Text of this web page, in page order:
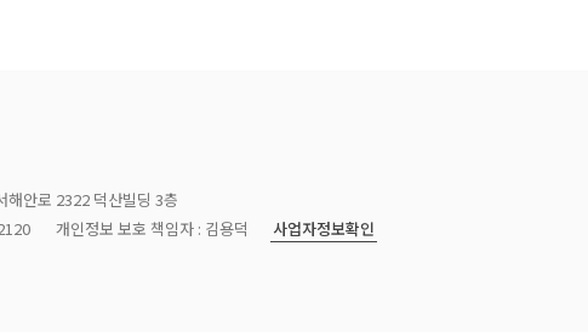
해안로 2322 덕산빌딩 3층
개인정보 보호 책임자 : 김용덕
사업자정보확인